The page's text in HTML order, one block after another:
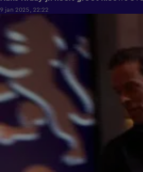
9 jan 2025, 22:22